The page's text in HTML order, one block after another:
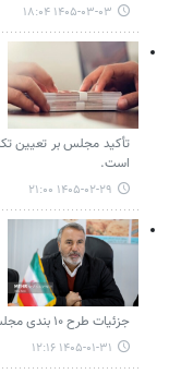
۱۴۰۵-۰۳-۰۳ ۱۸:۰۴
است.
۱۴۰۵-۰۲-۲۹ ۲۱:۰۰
جزئیات طرح ۱۰ بندی مجلس جهت مدیریت این آبراه راهبردی را تشریح کرد.
۱۴۰۵-۰۱-۳۱ ۱۲:۱۶